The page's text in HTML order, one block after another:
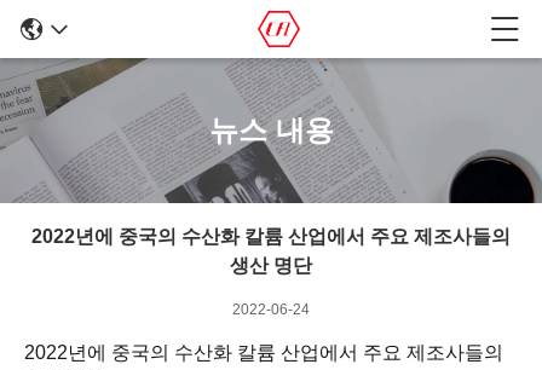
뉴스 내용
2022년에 중국의 수산화 칼륨 산업에서 주요 제조사들의
생산 명단
2022-06-24
2022년에 중국의 수산화 칼륨 산업에서 주요 제조사들의